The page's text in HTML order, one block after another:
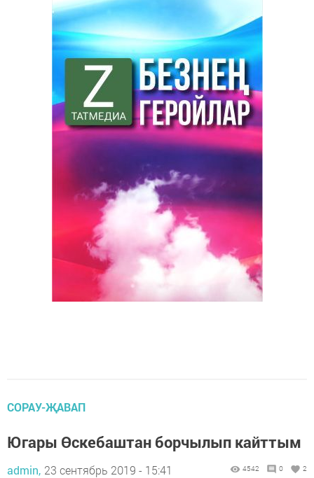
СОРАУ-ҖАВАП
Югары Өскебаштан борчылып кайттым
admin, 23 сентябрь 2019 - 15:41 4542 0 2